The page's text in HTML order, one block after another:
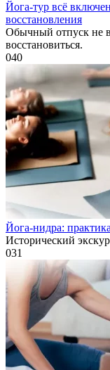
Йога-тур всё
восстановления
Обычный отпуск не
восстановиться.
040
Йога-нидра:
Исторический
031